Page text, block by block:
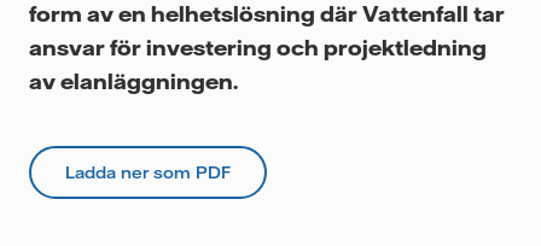
form av en helhetslösning där Vattenfall tar
ansvar för investering och projektledning
av elanläggningen.
Ladda ner som PDF